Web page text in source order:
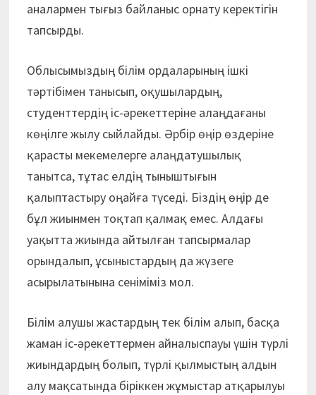
аналармен тығыз байланыс орнату керектігін
тапсырды.
Облысымыздың білім ордаларының ішкі
тәртібімен танысып, оқушылардың,
студенттердің іс-әрекеттеріне алаңдағаны
көңілге жылу сыйлайды. Әрбір өңір өздеріне
қарасты мекемелерге алаңдатушылық
танытса, тұтас елдің тыныштығын
қалыптастыру оңайға түседі. Біздің өңір де
бұл жиынмен тоқтап қалмақ емес. Алдағы
уақытта жиында айтылған тапсырмалар
орындалып, ұсыныстардың да жүзеге
асырылатынына сеніміміз мол.
Білім алушы жастардың тек білім алып, басқа
жаман іс-әрекеттермен айналыспауы үшін түрлі
жиындардың болып, түрлі қылмыстың алдын
алу мақсатында біріккен жұмыстар атқарылуы